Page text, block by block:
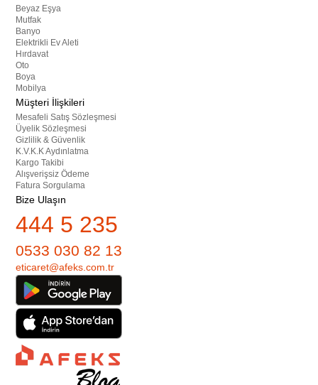
Beyaz Eşya
Mutfak
Banyo
Elektrikli Ev Aleti
Hırdavat
Oto
Boya
Mobilya
Müşteri İlişkileri
Mesafeli Satış Sözleşmesi
Üyelik Sözleşmesi
Gizlilik & Güvenlik
K.V.K.K Aydınlatma
Kargo Takibi
Alışverişsiz Ödeme
Fatura Sorgulama
Bize Ulaşın
444 5 235
0533 030 82 13
eticaret@afeks.com.tr